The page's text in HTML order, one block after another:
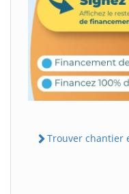
Trouver chantier